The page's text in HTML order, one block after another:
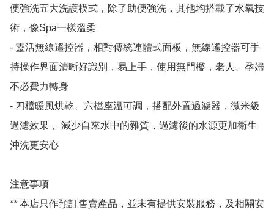
便強洗五大洗護模式，除了助便強洗，其他均搭載了水氧技
術，像Spa一樣溫柔
- 靈活無線遙控器，相對傳統連體式面板，無線遙控器可手
持操作界面清晰好識別，易上手，使用無門檻，老人、孕婦
不必費力轉身
- 四檔暖風烘乾、六檔座溫可調，搭配外置過濾器，微米級
過濾效果， 減少自來水中的雜質，過濾後的水源更加衛生
沖洗更安心
注意事項
** 本店只作預訂售賣產品，並未有提供安裝服務，及相關安